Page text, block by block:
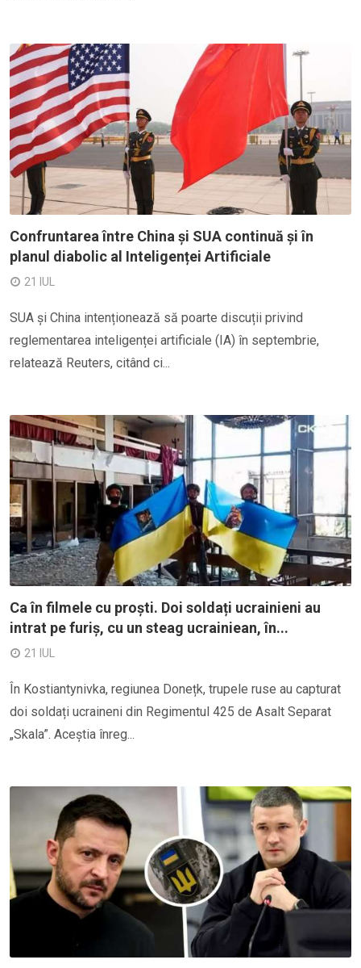
Confruntarea între China și SUA continuă și în
planul diabolic al Inteligenței Artificiale
21 IUL
SUA și China intenționează să poarte discuții privind
reglementarea inteligenței artificiale (IA) în septembrie,
relatează Reuters, citând ci...
Ca în filmele cu proști. Doi soldați ucrainieni au
intrat pe furiș, cu un steag ucrainiean, în...
21 IUL
În Kostiantynivka, regiunea Donețk, trupele ruse au capturat
doi soldați ucraineni din Regimentul 425 de Asalt Separat
„Skala”. Aceștia înreg...